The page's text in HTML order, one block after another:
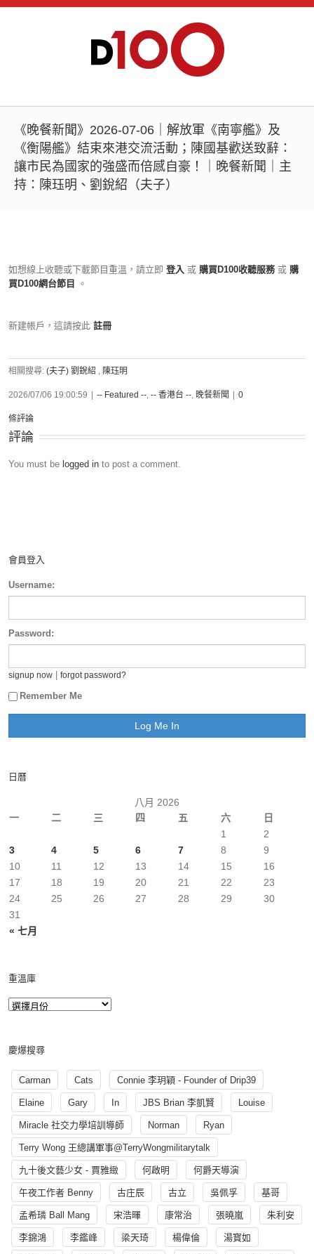
《晚餐新聞》2026-07-06｜解放軍《南寧艦》及
《衡陽艦》結束來港交流活動；陳國基歡送致辭：
讓市民為國家的強盛而倍感自豪！｜晚餐新聞｜主
持：陳珏明、劉銳紹（夫子）
如想線上收聽或下載節目重溫，請立即 登入 或 購買D100收聽服務 或 購
買D100網台節目
。
新建帳戶，這請按此 註冊
相關搜尋: (夫子) 劉銳紹 , 陳珏明
2026/07/06 19:00:59 -- Featured --, -- 香港台 --, 晚餐新聞 0
條評論
評論
You must be logged in to post a comment.
會員登入
Username:
Password:
signup now forgot password?
Remember Me
日曆
八月 2026
一
二 三 四 五 六 日
« 七月
1
2
3
4 5 6 7 8
9
10
11 12 13 14 15
16
17
18 19 20 21 22
23
24
25 26 27 28 29
30
31
重溫庫
慶爆搜尋
Carman Cats Connie 李玥穎 - Founder of Drip39
Elaine Gary In JBS Brian 李凱賢 Louise
Miracle 社交力學培訓導師 Norman Ryan
Terry Wong 王總講軍事@TerryWongmilitarytalk
九十後文藝少女 - 賈雅緻 何啟明 何爵天導演
午夜工作者 Benny 古庄辰 古立 吳佩孚 基哥
孟希璘 Ball Mang 宋浩暉 康常治 張曉嵐 朱利安
李錦鴻 李鑑峰 梁天琦 楊偉倫 湯寳如